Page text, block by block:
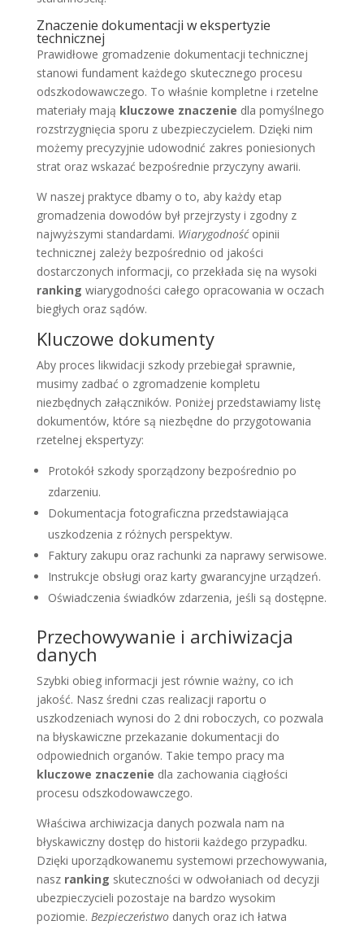
Znaczenie dokumentacji w ekspertyzie
technicznej
Prawidłowe gromadzenie dokumentacji technicznej
stanowi fundament każdego skutecznego procesu
odszkodowawczego. To właśnie kompletne i rzetelne
materiały mają kluczowe znaczenie dla pomyślnego
rozstrzygnięcia sporu z ubezpieczycielem. Dzięki nim
możemy precyzyjnie udowodnić zakres poniesionych
strat oraz wskazać bezpośrednie przyczyny awarii.
W naszej praktyce dbamy o to, aby każdy etap
gromadzenia dowodów był przejrzysty i zgodny z
najwyższymi standardami. Wiarygodnośćopinii
technicznej zależy bezpośrednio od jakości
dostarczonych informacji, co przekłada się na wysoki
ranking wiarygodności całego opracowania w oczach
biegłych oraz sądów.
Kluczowe dokumenty
Aby proces likwidacji szkody przebiegał sprawnie,
musimy zadbać o zgromadzenie kompletu
niezbędnych załączników. Poniżej przedstawiamy listę
dokumentów, które są niezbędne do przygotowania
rzetelnej ekspertyzy:
Protokół szkody sporządzony bezpośrednio po
zdarzeniu.
Dokumentacja fotograficzna przedstawiająca
uszkodzenia z różnych perspektyw.
Faktury zakupu oraz rachunki za naprawy serwisowe.
Instrukcje obsługi oraz karty gwarancyjne urządzeń.
Oświadczenia świadków zdarzenia, jeśli są dostępne.
Przechowywanie i archiwizacja
danych
Szybki obieg informacji jest równie ważny, co ich
jakość. Nasz średni czas realizacji raportu o
uszkodzeniach wynosi do 2 dni roboczych, co pozwala
na błyskawiczne przekazanie dokumentacji do
odpowiednich organów. Takie tempo pracy ma
kluczowe znaczenie dla zachowania ciągłości
procesu odszkodowawczego.
Właściwa archiwizacja danych pozwala nam na
błyskawiczny dostęp do historii każdego przypadku.
Dzięki uporządkowanemu systemowi przechowywania,
nasz ranking skuteczności w odwołaniach od decyzji
ubezpieczycieli pozostaje na bardzo wysokim
poziomie. Bezpieczeństwodanych oraz ich łatwa